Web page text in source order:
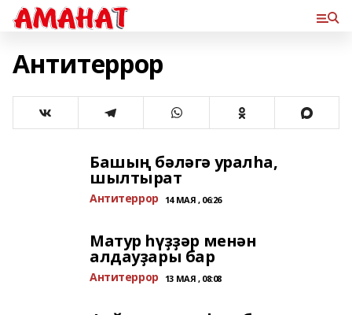
Антитеррор
Башың бәләгә уралһа,
шылтырат
Антитеррор 14 МАЯ , 06:26
Матур һүҙҙәр менән
алдауҙары бар
Антитеррор 13 МАЯ , 08:08